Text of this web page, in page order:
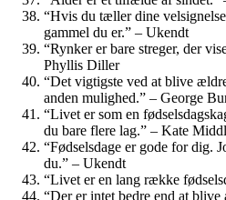
“Hvis du tæller dine
gammel du er.” – Ukendt
“Rynker er bare streger, der
Phyllis Diller
“Det vigtigste ved at blive
anden mulighed.” – George
“Livet er som en
du bare flere lag.” – Kate
“Fødselsdage er gode for dig.
du.” – Ukendt
“Livet er en lang række
“Der er intet bedre end at